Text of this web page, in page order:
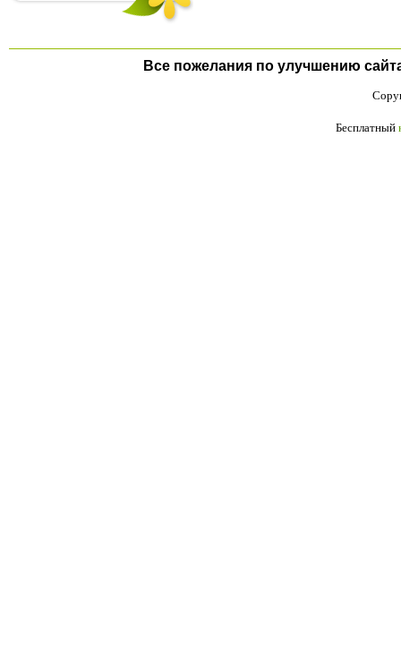
Все пожелания по улучшению
Бесплатный